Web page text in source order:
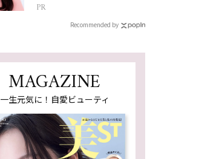
PR
Recommended by
MAGAZINE
一生元気に！自愛ビューティ